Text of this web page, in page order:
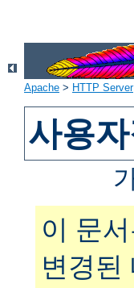
Apache > HTTP Server
사용
이 문
변경된